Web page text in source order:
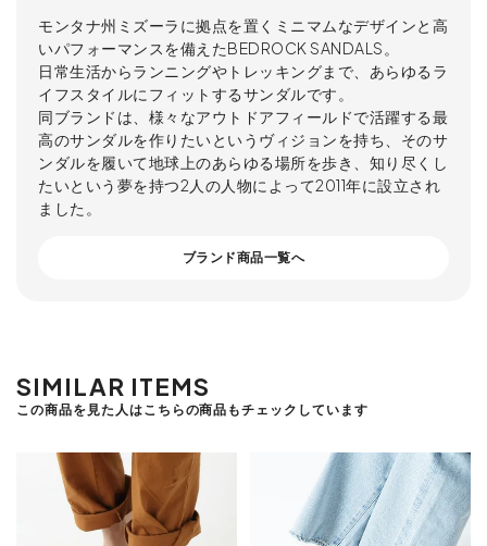
モンタナ州ミズーラに拠点を置くミニマムなデザインと高
いパフォーマンスを備えたBEDROCK SANDALS。
日常生活からランニングやトレッキングまで、あらゆるラ
イフスタイルにフィットするサンダルです。
同ブランドは、様々なアウトドアフィールドで活躍する最
高のサンダルを作りたいというヴィジョンを持ち、そのサ
ンダルを履いて地球上のあらゆる場所を歩き、知り尽くし
たいという夢を持つ2人の人物によって2011年に設立され
ました。
ブランド商品一覧へ
SIMILAR ITEMS
この商品を見た人はこちらの商品もチェックしています